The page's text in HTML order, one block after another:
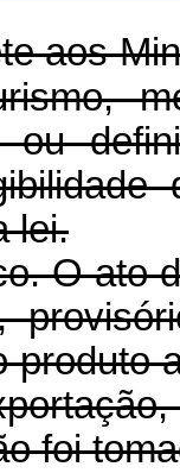
aos
ou
lei.
O ato
produto
foi